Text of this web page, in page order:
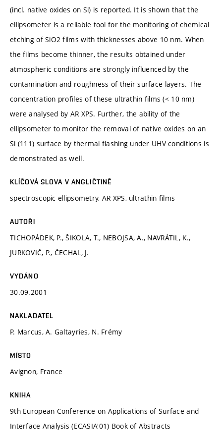
(incl. native oxides on Si) is reported. It is shown that the
ellipsometer is a reliable tool for the monitoring of chemical
etching of SiO2 films with thicknesses above 10 nm. When
the films become thinner, the results obtained under
atmospheric conditions are strongly influenced by the
contamination and roughness of their surface layers. The
concentration profiles of these ultrathin films (< 10 nm)
were analysed by AR XPS. Further, the ability of the
ellipsometer to monitor the removal of native oxides on an
Si (111) surface by thermal flashing under UHV conditions is
demonstrated as well.
KLÍČOVÁ SLOVA V ANGLIČTINĚ
spectroscopic ellipsometry, AR XPS, ultrathin films
AUTOŘI
TICHOPÁDEK, P., ŠIKOLA, T., NEBOJSA, A., NAVRÁTIL, K.,
JURKOVIČ, P., ČECHAL, J.
VYDÁNO
30.09.2001
NAKLADATEL
P. Marcus, A. Galtayries, N. Frémy
MÍSTO
Avignon, France
KNIHA
9th European Conference on Applications of Surface and
Interface Analysis (ECASIA'01) Book of Abstracts